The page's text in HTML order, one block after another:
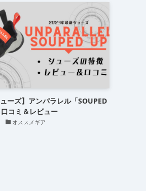
ーズ】アンパラレル「SOUPED
コミ＆レビュー
オススメギア